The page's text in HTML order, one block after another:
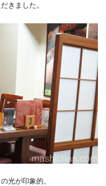
きました。
光が印象的。